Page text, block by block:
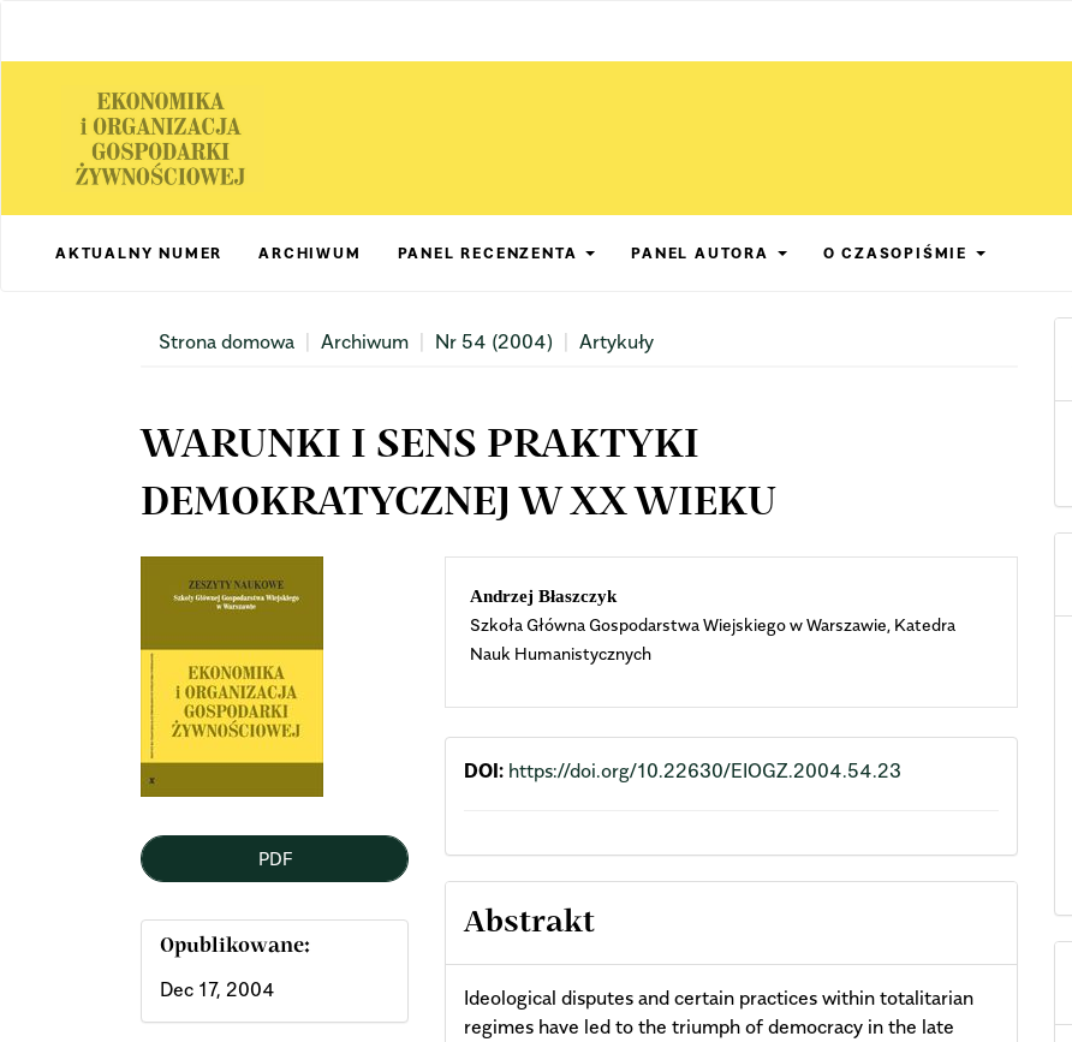
Content
Sidebar
AKTUALNY NUMER ARCHIWUM PANEL RECENZENTA PANEL AUTORA O CZASOPIŚMIE
Strona domowa Archiwum Nr 54 (2004) Artykuły
WARUNKI I SENS PRAKTYKI
DEMOKRATYCZNEJ W XX WIEKU
Article
Sidebar
PDF
Opublikowane:
Dec 17, 2004
Main
Article
Content
Andrzej Błaszczyk
Szkoła Główna Gospodarstwa Wiejskiego w Warszawie, Katedra
Nauk Humanistycznych
DOI: https://doi.org/10.22630/EIOGZ.2004.54.23
Abstrakt
Ideological disputes and certain practices within totalitarian
regimes have led to the triumph of democracy in the late